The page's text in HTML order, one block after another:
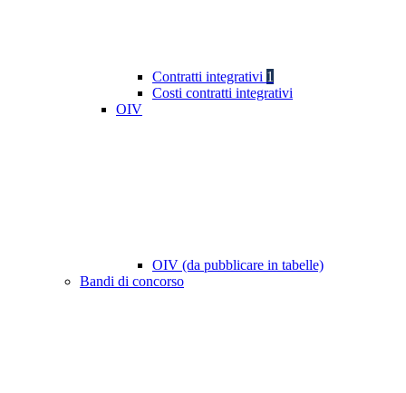
Contratti integrativi 1
Costi contratti integrativi
OIV
OIV (da pubblicare in tabelle)
Bandi di concorso